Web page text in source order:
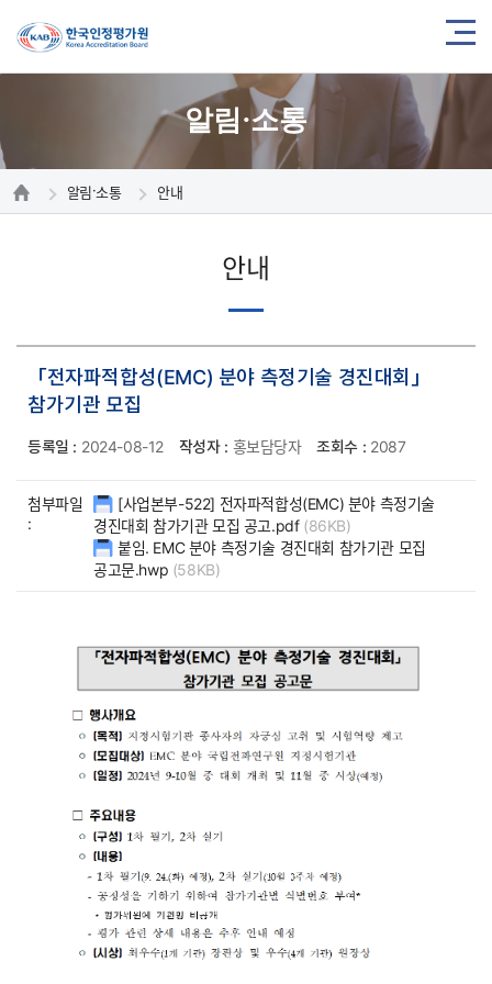
알림·소통
알림·소통 안내
안내
「전자파적합성(EMC) 분야 측정기술 경진대회」
참가기관 모집
등록일 : 2024-08-12 작성자 : 홍보담당자 조회수 : 2087
첨부파일
:
[사업본부-522] 전자파적합성(EMC) 분야 측정기술
경진대회 참가기관 모집 공고.pdf (86KB)
붙임. EMC 분야 측정기술 경진대회 참가기관 모집
공고문.hwp (58KB)